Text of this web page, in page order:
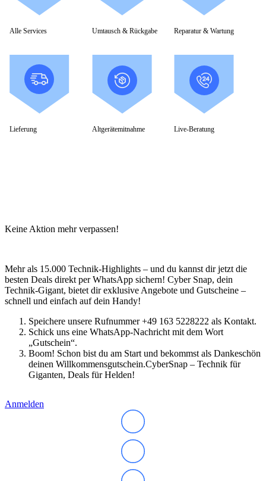
Alle Services Umtausch & Rückgabe Reparatur & Wartung
Lieferung Altgerätemitnahme Live-Beratung
Keine Aktion mehr verpassen!
Mehr als 15.000 Technik-Highlights – und du kannst dir jetzt die
besten Deals direkt per WhatsApp sichern! Cyber Snap, dein
Technik-Gigant, bietet dir exklusive Angebote und Gutscheine –
schnell und einfach auf dein Handy!
Speichere unsere Rufnummer +49 163 5228222 als Kontakt.
Schick uns eine WhatsApp-Nachricht mit dem Wort
„Gutschein“.
Boom! Schon bist du am Start und bekommst als Dankeschön
deinen Willkommensgutschein.CyberSnap – Technik für
Giganten, Deals für Helden!
Anmelden